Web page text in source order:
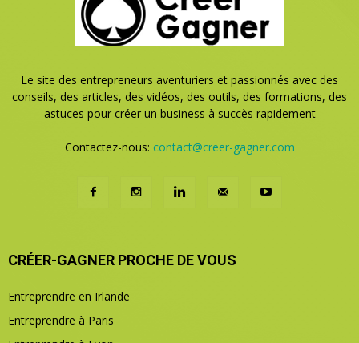
Le site des entrepreneurs aventuriers et passionnés avec des
conseils, des articles, des vidéos, des outils, des formations, des
astuces pour créer un business à succès rapidement
Contactez-nous: contact@creer-gagner.com
CRÉER-GAGNER PROCHE DE VOUS
Entreprendre en Irlande
Entreprendre à Paris